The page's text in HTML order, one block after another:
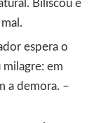
Biliscou e
espera o
em
a demora. –